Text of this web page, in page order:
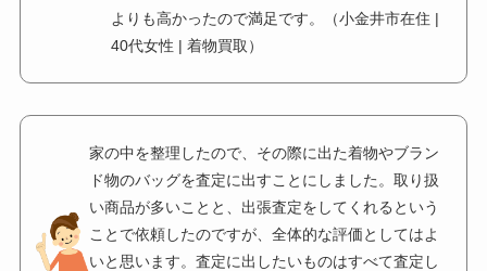
よりも高かったので満足です。（小金井市在住 |
40代女性 | 着物買取）
家の中を整理したので、その際に出た着物やブラン
ド物のバッグを査定に出すことにしました。取り扱
い商品が多いことと、出張査定をしてくれるという
ことで依頼したのですが、全体的な評価としてはよ
いと思います。査定に出したいものはすべて査定し